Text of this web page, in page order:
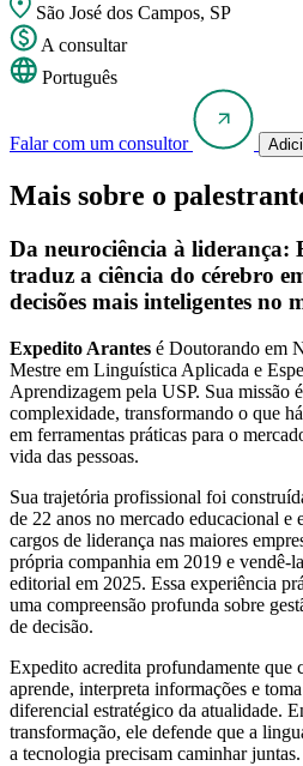
São José dos Campos, SP
A consultar
Português
Falar com um consultor
Mais sobre o
Da neurociência à liderança:
traduz a ciência do cérebro
decisões mais inteligentes no
Expedito Arantes é Doutorando em
Mestre em Linguística Aplicada e
Aprendizagem pela USP. Sua missão
complexidade, transformando o que
em ferramentas práticas para o
vida das pessoas.
Sua trajetória profissional foi
de 22 anos no mercado educacional e
cargos de liderança nas maiores
própria companhia em 2019 e vendê-
editorial em 2025. Essa experiência
uma compreensão profunda sobre
de decisão.
Expedito acredita profundamente que
aprende, interpreta informações e
diferencial estratégico da atualidade.
transformação, ele defende que a
a tecnologia precisam caminhar juntas.